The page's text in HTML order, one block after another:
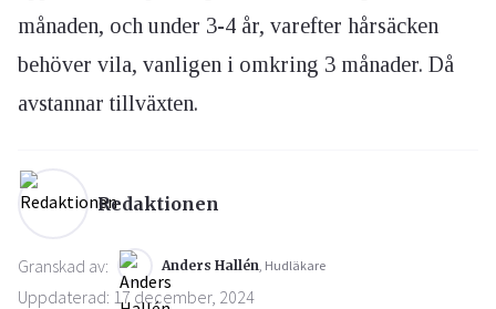
månaden, och under 3-4 år, varefter hårsäcken
behöver vila, vanligen i omkring 3 månader. Då
avstannar tillväxten.
Redaktionen
Granskad av: Anders Hallén, Hudläkare
Uppdaterad: 17 december, 2024